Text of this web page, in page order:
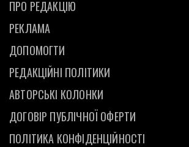
ПРО РЕДАКЦІЮ
РЕКЛАМА
ДОПОМОГТИ
РЕДАКЦІЙНІ ПОЛІТИКИ
АВТОРСЬКІ КОЛОНКИ
ДОГОВІР ПУБЛІЧНОЇ ОФЕРТИ
ПОЛІТИКА КОНФІДЕНЦІЙНОСТІ